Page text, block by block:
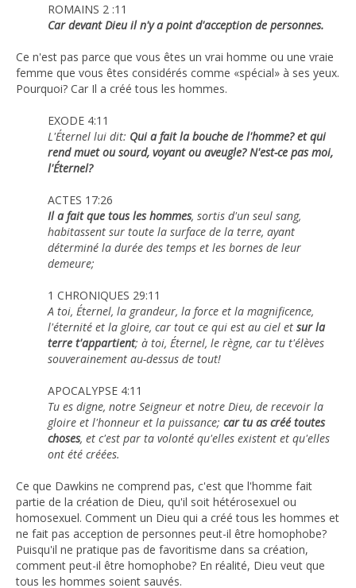
ROMAINS 2 :11
Car devant Dieu il n'y a point d'acception de personnes.
Ce n'est pas parce que vous êtes un vrai homme ou une vraie
femme que vous êtes considérés comme «spécial» à ses yeux.
Pourquoi? Car Il a créé tous les hommes.
EXODE 4:11
L'Éternel lui dit: Qui a fait la bouche de l'homme? et qui
rend muet ou sourd, voyant ou aveugle? N'est-ce pas moi,
l'Éternel?
ACTES 17:26
Il a fait que tous les hommes, sortis d'un seul sang,
habitassent sur toute la surface de la terre, ayant
déterminé la durée des temps et les bornes de leur
demeure;
1 CHRONIQUES 29:11
A toi, Éternel, la grandeur, la force et la magnificence,
l'éternité et la gloire, car tout ce qui est au ciel et sur la
terre t'appartient; à toi, Éternel, le règne, car tu t'élèves
souverainement au-dessus de tout!
APOCALYPSE 4:11
Tu es digne, notre Seigneur et notre Dieu, de recevoir la
gloire et l'honneur et la puissance; car tu as créé toutes
choses, et c'est par ta volonté qu'elles existent et qu'elles
ont été créées.
Ce que Dawkins ne comprend pas, c'est que l'homme fait
partie de la création de Dieu, qu'il soit hétérosexuel ou
homosexuel. Comment un Dieu qui a créé tous les hommes et
ne fait pas acception de personnes peut-il être homophobe?
Puisqu'il ne pratique pas de favoritisme dans sa création,
comment peut-il être homophobe? En réalité, Dieu veut que
tous les hommes soient sauvés.